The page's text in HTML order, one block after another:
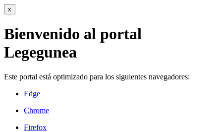
x
Bienvenido al portal
Legegunea
Este portal está optimizado para los siguientes navegadores:
Edge
Chrome
Firefox